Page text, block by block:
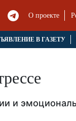
О проекте
В ГАЗЕТУ
и